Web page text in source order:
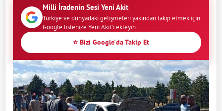
Milli İradenin Sesi Yeni Akit
Türkiye ve dünyadaki gelişmeleri yakından takip etmek için
Google listenize Yeni Akit'i ekleyin.
⭐ Bizi Google'da Takip Et